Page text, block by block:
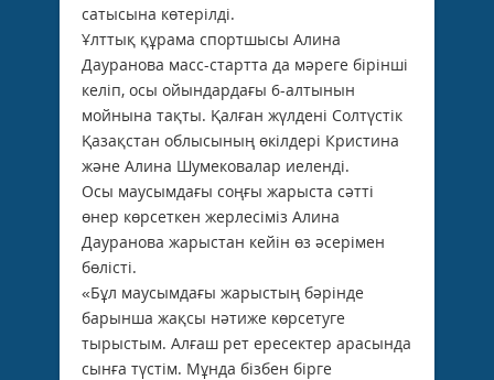
сатысына көтерілді.
Ұлттық құрама спортшысы Алина
Дауранова масс-стартта да мәреге бірінші
келіп, осы ойындардағы 6-алтынын
мойнына тақты. Қалған жүлдені Солтүстік
Қазақстан облысының өкілдері Кристина
және Алина Шумековалар иеленді.
Осы маусымдағы соңғы жарыста сәтті
өнер көрсеткен жерлесіміз Алина
Дауранова жарыстан кейін өз әсерімен
бөлісті.
«Бұл маусымдағы жарыстың бәрінде
барынша жақсы нәтиже көрсетуге
тырыстым. Алғаш рет ересектер арасында
сынға түстім. Мұнда бізбен бірге